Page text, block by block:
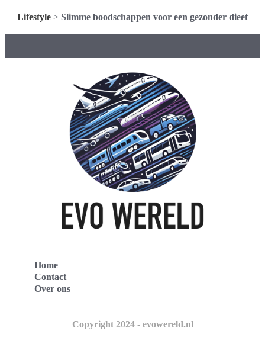
Lifestyle > Slimme boodschappen voor een gezonder dieet
Home
Contact
Over ons
Copyright 2024 - evowereld.nl